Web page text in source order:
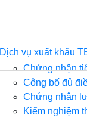
Dịch vụ xuất khẩu
Chứng nhận
Công bố đủ
Chứng nhận
Kiểm nghiệm